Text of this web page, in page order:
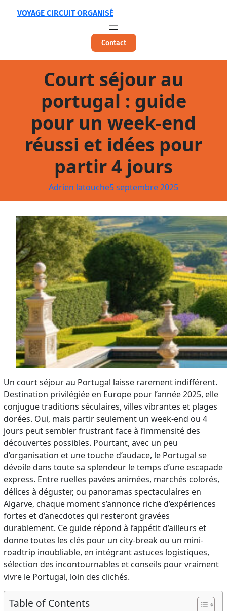
VOYAGE CIRCUIT ORGANISÉ
Contact
Court séjour au
portugal : guide
pour un week-end
réussi et idées pour
partir 4 jours
Adrien latouche5 septembre 2025
Un court séjour au Portugal laisse rarement indifférent.
Destination privilégiée en Europe pour l’année 2025, elle
conjugue traditions séculaires, villes vibrantes et plages
dorées. Oui, mais partir seulement un week-end ou 4
jours peut sembler frustrant face à l’immensité des
découvertes possibles. Pourtant, avec un peu
d’organisation et une touche d’audace, le Portugal se
dévoile dans toute sa splendeur le temps d’une escapade
express. Entre ruelles pavées animées, marchés colorés,
délices à déguster, ou panoramas spectaculaires en
Algarve, chaque moment s’annonce riche d’expériences
fortes et d’anecdotes qui resteront gravées
durablement. Ce guide répond à l’appétit d’ailleurs et
donne toutes les clés pour un city-break ou un mini-
roadtrip inoubliable, en intégrant astuces logistiques,
sélection des incontournables et conseils pour vraiment
vivre le Portugal, loin des clichés.
Table of Contents